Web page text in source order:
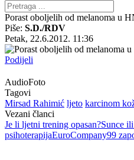
Porast oboljelih od melanoma u
Piše: S.D./RDV
Petak, 22.6.2012. 11:36
Podijeli
AudioFoto
Tagovi
Mirsad Rahimić ljeto karcinom
Vezani članci
Je li ljetni trening opasan?Sunce
psihoterapijaEuroCompany99